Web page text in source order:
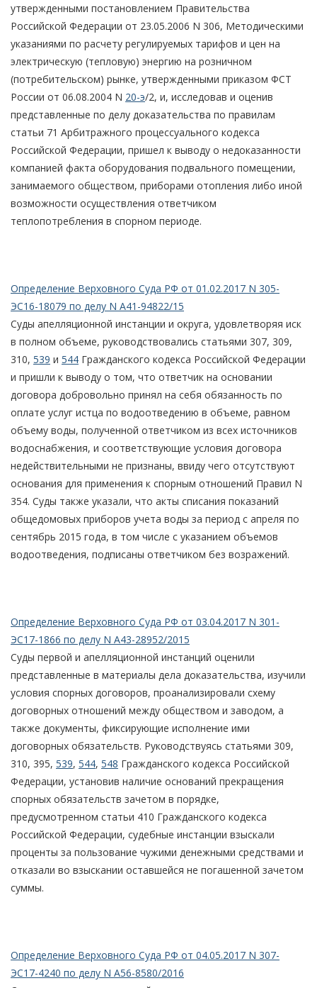
утвержденными постановлением Правительства
Российской Федерации от 23.05.2006 N 306, Методическими
указаниями по расчету регулируемых тарифов и цен на
электрическую (тепловую) энергию на розничном
(потребительском) рынке, утвержденными приказом ФСТ
России от 06.08.2004 N 20-э/2, и, исследовав и оценив
представленные по делу доказательства по правилам
статьи 71 Арбитражного процессуального кодекса
Российской Федерации, пришел к выводу о недоказанности
компанией факта оборудования подвального помещении,
занимаемого обществом, приборами отопления либо иной
возможности осуществления ответчиком
теплопотребления в спорном периоде.
Определение Верховного Суда РФ от 01.02.2017 N 305-
ЭС16-18079 по делу N А41-94822/15
Суды апелляционной инстанции и округа, удовлетворяя иск
в полном объеме, руководствовались статьями 307, 309,
310, 539 и 544 Гражданского кодекса Российской Федерации
и пришли к выводу о том, что ответчик на основании
договора добровольно принял на себя обязанность по
оплате услуг истца по водоотведению в объеме, равном
объему воды, полученной ответчиком из всех источников
водоснабжения, и соответствующие условия договора
недействительными не признаны, ввиду чего отсутствуют
основания для применения к спорным отношений Правил N
354. Суды также указали, что акты списания показаний
общедомовых приборов учета воды за период с апреля по
сентябрь 2015 года, в том числе с указанием объемов
водоотведения, подписаны ответчиком без возражений.
Определение Верховного Суда РФ от 03.04.2017 N 301-
ЭС17-1866 по делу N А43-28952/2015
Суды первой и апелляционной инстанций оценили
представленные в материалы дела доказательства, изучили
условия спорных договоров, проанализировали схему
договорных отношений между обществом и заводом, а
также документы, фиксирующие исполнение ими
договорных обязательств. Руководствуясь статьями 309,
310, 395, 539, 544, 548 Гражданского кодекса Российской
Федерации, установив наличие оснований прекращения
спорных обязательств зачетом в порядке,
предусмотренном статьи 410 Гражданского кодекса
Российской Федерации, судебные инстанции взыскали
проценты за пользование чужими денежными средствами и
отказали во взыскании оставшейся не погашенной зачетом
суммы.
Определение Верховного Суда РФ от 04.05.2017 N 307-
ЭС17-4240 по делу N А56-8580/2016